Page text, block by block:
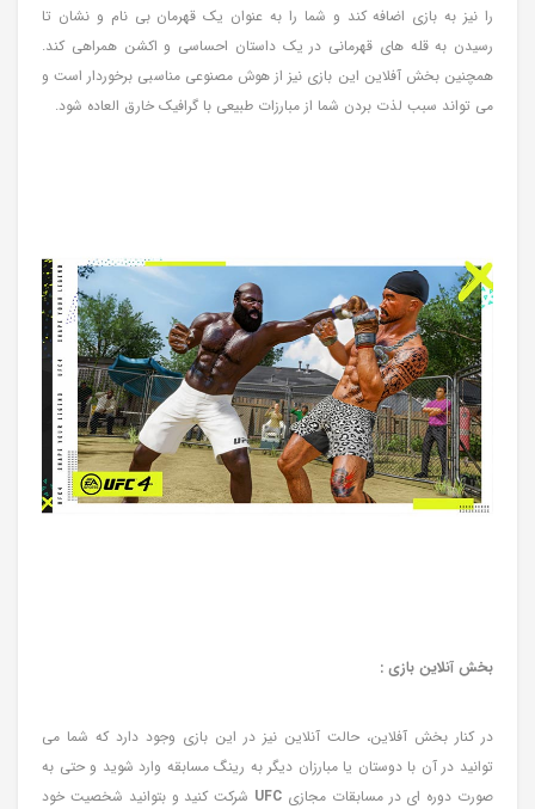
را نیز به بازی اضافه کند و شما را به عنوان یک قهرمان بی نام و نشان تا
رسیدن به قله های قهرمانی در یک داستان احساسی و اکشن همراهی کند.
همچنین بخش آفلاین این بازی نیز از هوش مصنوعی مناسبی برخوردار است و
می تواند سبب لذت بردن شما از مبارزات طبیعی با گرافیک خارق العاده شود.
بخش آنلاین بازی :
در کنار بخش آفلاین، حالت آنلاین نیز در این بازی وجود دارد که شما می
توانید در آن با دوستان یا مبارزان دیگر به رینگ مسابقه وارد شوید و حتی به
صورت دوره ای در مسابقات مجازی UFC شرکت کنید و بتوانید شخصیت خود